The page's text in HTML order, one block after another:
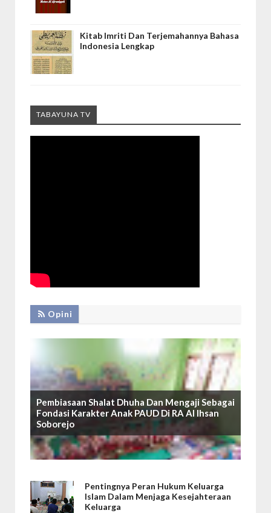
Kitab Imriti Dan Terjemahannya Bahasa
Indonesia Lengkap
TABAYUNA TV
Opini
Pembiasaan Shalat Dhuha Dan Mengaji Sebagai
Fondasi Karakter Anak PAUD Di RA Al Ihsan
Soborejo
Pentingnya Peran Hukum Keluarga
Islam Dalam Menjaga Kesejahteraan
Keluarga